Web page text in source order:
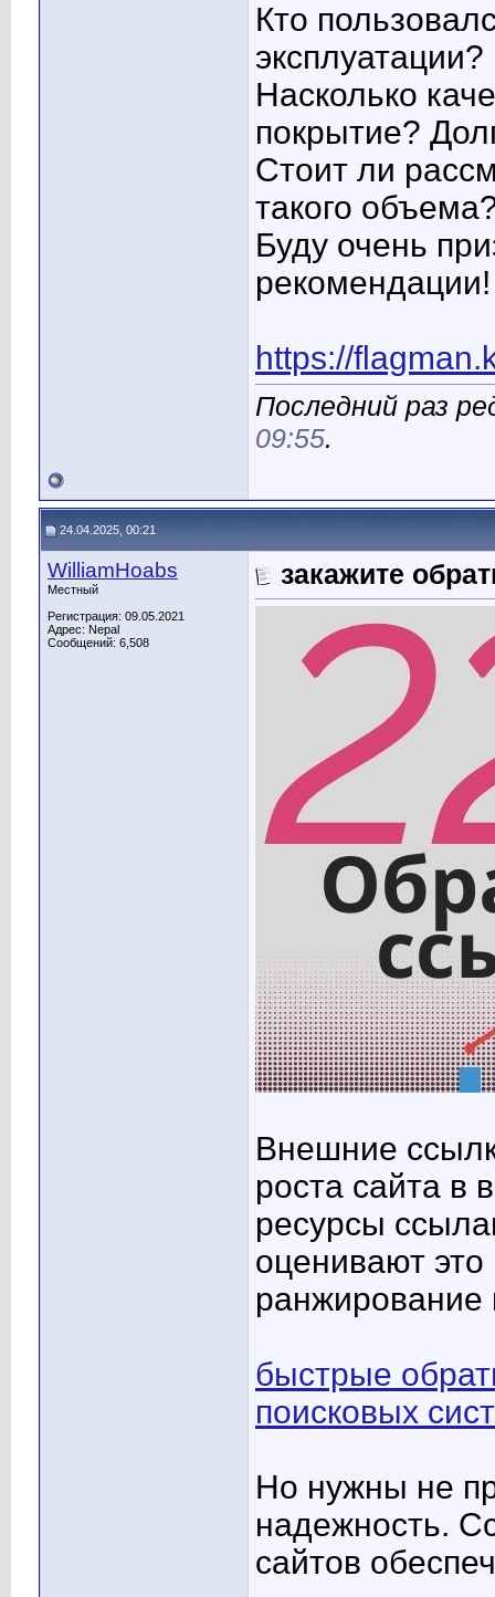
Кто
эксплуатации?
Насколько
покрытие?
Стоит ли
такого
Буду очень
рекомендации!
https://
Последний раз
09:55.
24.04.2025, 00:21
WilliamHoabs
Местный
Регистрация: 09.05.2021
Адрес: Nepal
Сообщений: 6,508
закажите
Внешние
роста сайта в
ресурсы
оценивают
ранжирование
быстрые
поисковых
Но нужны не
надежность.
сайтов